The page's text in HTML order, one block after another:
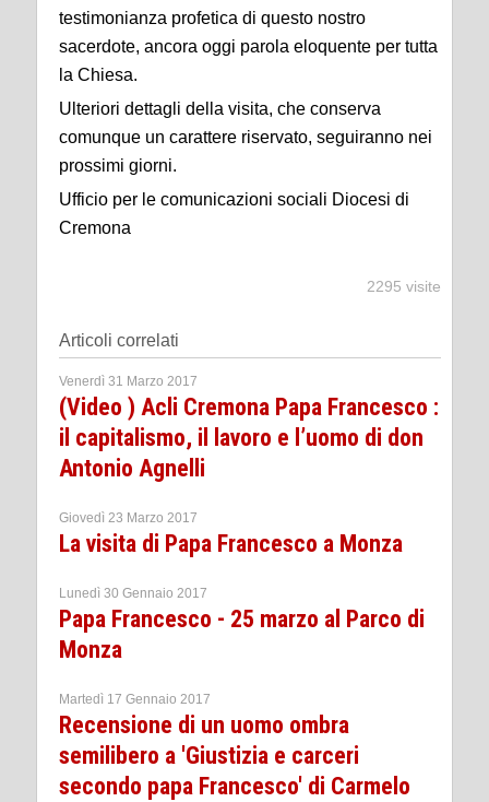
testimonianza profetica di questo nostro
sacerdote, ancora oggi parola eloquente per tutta
la Chiesa.
Ulteriori dettagli della visita, che conserva
comunque un carattere riservato, seguiranno nei
prossimi giorni.
Ufficio per le comunicazioni sociali Diocesi di
Cremona
2295 visite
Articoli correlati
Venerdì 31 Marzo 2017
(Video ) Acli Cremona Papa Francesco :
il capitalismo, il lavoro e l’uomo di don
Antonio Agnelli
Giovedì 23 Marzo 2017
La visita di Papa Francesco a Monza
Lunedì 30 Gennaio 2017
Papa Francesco - 25 marzo al Parco di
Monza
Martedì 17 Gennaio 2017
Recensione di un uomo ombra
semilibero a 'Giustizia e carceri
secondo papa Francesco' di Carmelo